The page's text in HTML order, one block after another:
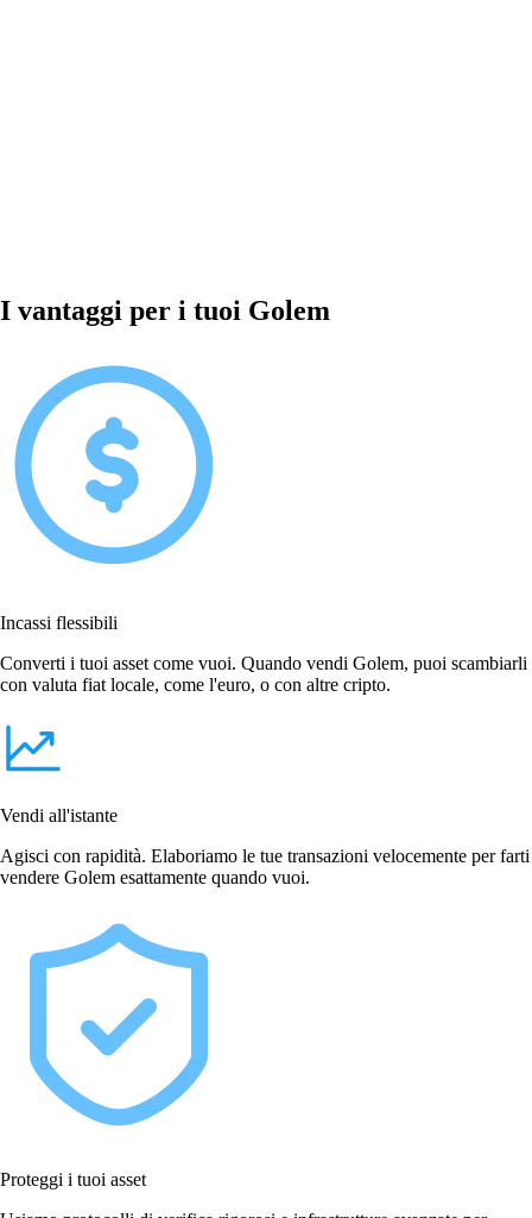
I vantaggi per i tuoi Golem
Incassi flessibili
Converti i tuoi asset come vuoi. Quando vendi Golem, puoi scambiarli
con valuta fiat locale, come l'euro, o con altre cripto.
Vendi all'istante
Agisci con rapidità. Elaboriamo le tue transazioni velocemente per farti
vendere Golem esattamente quando vuoi.
Proteggi i tuoi asset